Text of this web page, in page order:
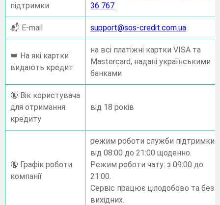
підтримки
36 767
📬 E-mail support@sos-credit.com.ua
👑 На які картки
видають кредит
на всі платіжні картки VISA та
Mastercard, надані українськими
банками
🔞 Вік користувача
для отримання
кредиту
від 18 років
🔞 Графік роботи
компанії
режим роботи служби підтримки:
від 08:00 до 21:00 щоденно.
Режим роботи чату: з 09:00 до
21:00.
Сервіс працює цілодобово та без
вихідних.